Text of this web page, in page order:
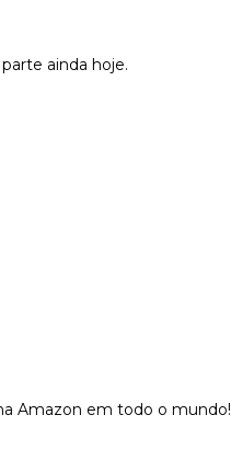
ainda hoje.
Amazon em todo o mundo!